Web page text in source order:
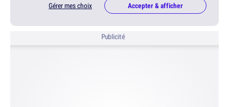
Gérer mes choix Accepter & afficher
Publicité